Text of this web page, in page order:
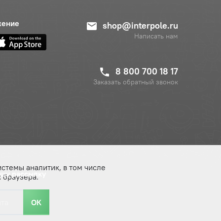
shop@interpole.ru
Написать нам
8 800 700 18 17
Заказать обратный звонок
рассылку
ОК
аналитик, в том числе
браузера.